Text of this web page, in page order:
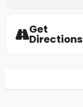
Get
Directions